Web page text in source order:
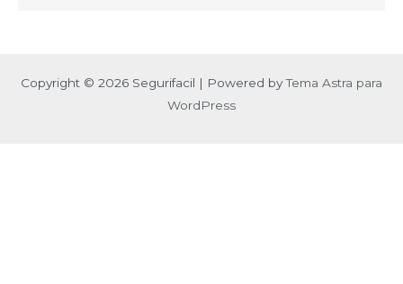
Copyright © 2026 Segurifacil | Powered byTema Astra para
WordPress